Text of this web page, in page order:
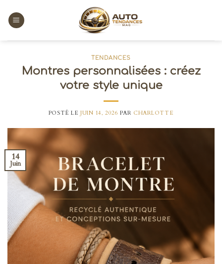
content
TENDANCES
Montres personnalisées : créez
votre style unique
POSTÉ LE JUIN 14, 2026 PAR CHARLOTTE
14
Juin